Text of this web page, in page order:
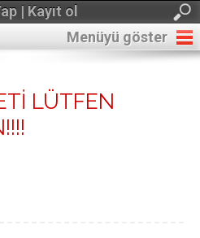
| Kayıt ol
Menüyü göster
LÜTFEN